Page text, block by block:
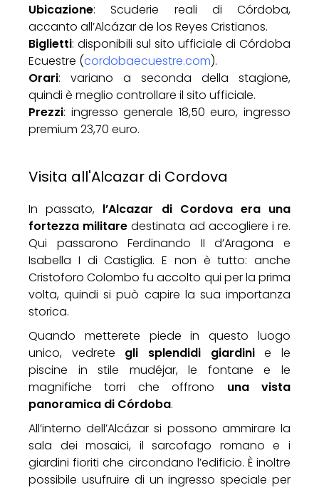
Ubicazione: Scuderie reali di Córdoba,
accanto all’Alcázar de los Reyes Cristianos.
Biglietti: disponibili sul sito ufficiale di Córdoba
Ecuestre (cordobaecuestre.com).
Orari: variano a seconda della stagione,
quindi è meglio controllare il sito ufficiale.
Prezzi: ingresso generale 18,50 euro, ingresso
premium 23,70 euro.
Visita all'Alcazar di Cordova
In passato, l’Alcazar di Cordova era una
fortezza militare destinata ad accogliere i re.
Qui passarono Ferdinando II d’Aragona e
Isabella I di Castiglia. E non è tutto: anche
Cristoforo Colombo fu accolto qui per la prima
volta, quindi si può capire la sua importanza
storica.
Quando metterete piede in questo luogo
unico, vedrete gli splendidi giardinie le
piscine in stile mudéjar, le fontane e le
magnifiche torri che offrono una vista
panoramica di Córdoba.
All’interno dell’Alcázar si possono ammirare la
sala dei mosaici, il sarcofago romano e i
giardini fioriti che circondano l’edificio. È inoltre
possibile usufruire di un ingresso speciale per